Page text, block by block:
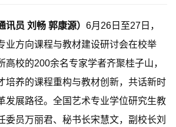
讯员 刘畅 郭康源） 6月26日至27日，
业方向课程与教材建设研讨会在校举
高校的200余名专家学者齐聚桂子山，
培养的课程重构与教材创新，共话新时
发展路径。全国艺术专业学位研究生教
委员万丽君、秘书长宋慧文，副校长刘